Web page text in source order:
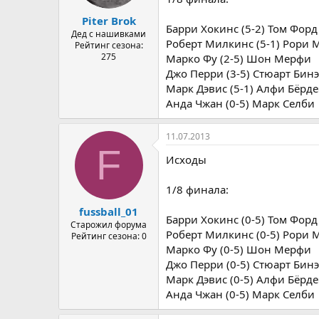
Piter Brok
Дед с нашивками
Рейтинг сезона:
275
Барри Хокинс (5-2) Том Форд
Роберт Милкинс (5-1) Рори
Марко Фу (2-5) Шон Мерфи
Джо Перри (3-5) Стюарт
Марк Дэвис (5-1) Алфи
Анда Чжан (0-5) Марк Селби
F
fussball_01
Старожил форума
Рейтинг сезона: 0
11.07.2013
Исходы
1/8 финала:
Барри Хокинс (0-5) Том Форд
Роберт Милкинс (0-5) Рори
Марко Фу (0-5) Шон Мерфи
Джо Перри (0-5) Стюарт
Марк Дэвис (0-5) Алфи
Анда Чжан (0-5) Марк Селби